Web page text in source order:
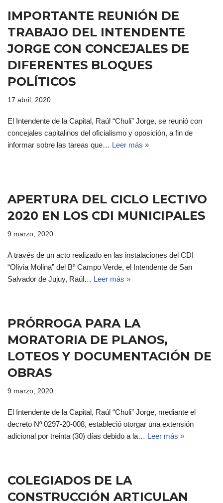
IMPORTANTE REUNIÓN DE
TRABAJO DEL INTENDENTE
JORGE CON CONCEJALES DE
DIFERENTES BLOQUES
POLÍTICOS
17 abril, 2020
El Intendente de la Capital, Raúl “Chuli” Jorge, se reunió con
concejales capitalinos del oficialismo y oposición, a fin de
informar sobre las tareas que… Leer más »
APERTURA DEL CICLO LECTIVO
2020 EN LOS CDI MUNICIPALES
9 marzo, 2020
A través de un acto realizado en las instalaciones del CDI
“Olivia Molina” del Bº Campo Verde, el Intendente de San
Salvador de Jujuy, Raúl… Leer más »
PRÓRROGA PARA LA
MORATORIA DE PLANOS,
LOTEOS Y DOCUMENTACIÓN DE
OBRAS
9 marzo, 2020
El Intendente de la Capital, Raúl “Chuli” Jorge, mediante el
decreto Nº 0297-20-008, estableció otorgar una extensión
adicional por treinta (30) días debido a la… Leer más »
COLEGIADOS DE LA
CONSTRUCCIÓN ARTICULAN